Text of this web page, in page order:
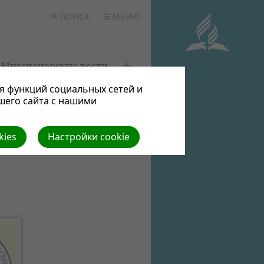
ПОИСК МЕНЮ
Миссионерские вести
функций социальных сетей и
сайта с нашими
Настройки cookie